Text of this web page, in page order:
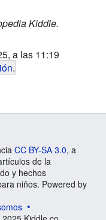
Kiddle.
a las 11:19
.
CC BY-SA 3.0, a
de la
y hechos
niños. Powered by